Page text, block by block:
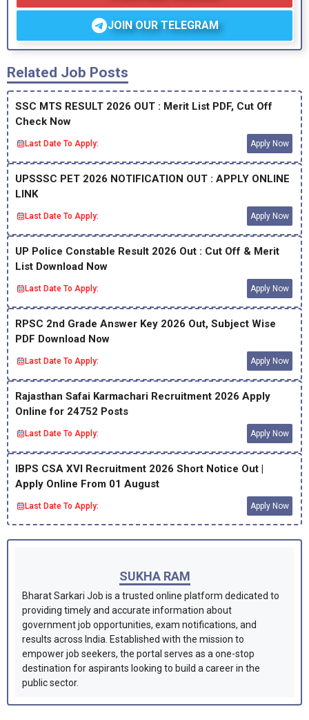
JOIN OUR TELEGRAM
Related Job Posts
SSC MTS RESULT 2026 OUT : Merit List PDF, Cut Off
Check Now
Last Date To Apply: Apply Now
UPSSSC PET 2026 NOTIFICATION OUT : APPLY ONLINE
LINK
Last Date To Apply: Apply Now
UP Police Constable Result 2026 Out : Cut Off & Merit
List Download Now
Last Date To Apply: Apply Now
RPSC 2nd Grade Answer Key 2026 Out, Subject Wise
PDF Download Now
Last Date To Apply: Apply Now
Rajasthan Safai Karmachari Recruitment 2026 Apply
Online for 24752 Posts
Last Date To Apply: Apply Now
IBPS CSA XVI Recruitment 2026 Short Notice Out |
Apply Online From 01 August
Last Date To Apply: Apply Now
SUKHA RAM
Bharat Sarkari Job is a trusted online platform dedicated to
providing timely and accurate information about
government job opportunities, exam notifications, and
results across India. Established with the mission to
empower job seekers, the portal serves as a one-stop
destination for aspirants looking to build a career in the
public sector.